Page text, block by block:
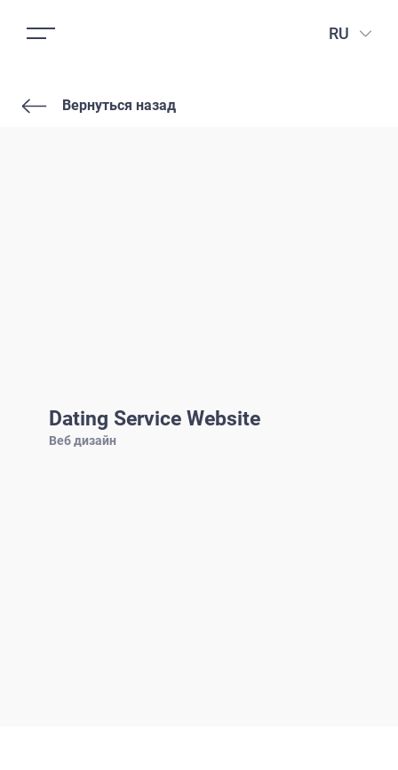
RU
Вернуться назад
Dating Service Website
Веб дизайн